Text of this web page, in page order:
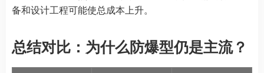
备和设计工程可能使总成本上升。
总结对比：为什么防爆型仍是主流？